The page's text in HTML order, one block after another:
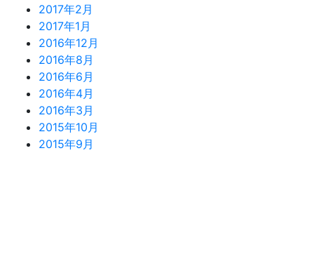
2017年2月
2017年1月
2016年12月
2016年8月
2016年6月
2016年4月
2016年3月
2015年10月
2015年9月